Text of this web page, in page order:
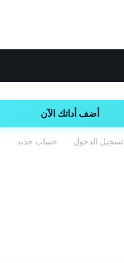
أضف أداتك الآن
تسجيل الدخول حساب جديد